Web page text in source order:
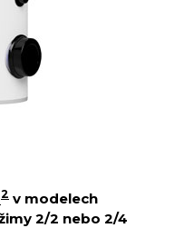
2 v modelech
2/2 nebo 2/4